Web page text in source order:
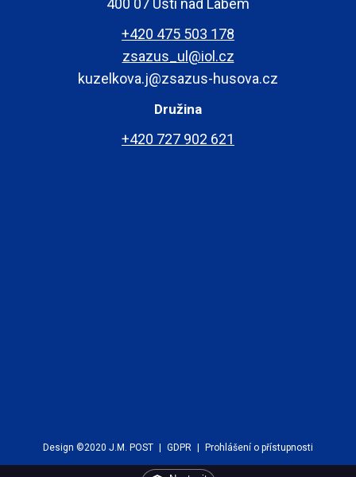
400 07 Ústí nad Labem
+420 475 503 178
zsazus_ul@iol.cz
kuzelkova.j@zsazus-husova.cz
Družina
+420 727 902 621
Design ©2020 J.M. POST GDPR Prohlášení o přístupnosti